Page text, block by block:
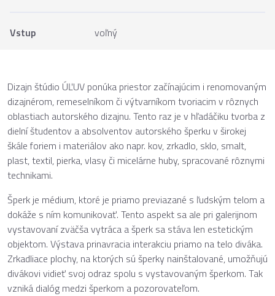
Vstup voľný
Dizajn štúdio ÚĽUV ponúka priestor začínajúcim i renomovaným
dizajnérom, remeselníkom či výtvarníkom tvoriacim v rôznych
oblastiach autorského dizajnu. Tento raz je v hľadáčiku tvorba z
dielní študentov a absolventov autorského šperku v širokej
škále foriem i materiálov ako napr. kov, zrkadlo, sklo, smalt,
plast, textil, pierka, vlasy či micelárne huby, spracované rôznymi
technikami.
Šperk je médium, ktoré je priamo previazané s ľudským telom a
dokáže s ním komunikovať. Tento aspekt sa ale pri galerijnom
vystavovaní zväčša vytráca a šperk sa stáva len estetickým
objektom. Výstava prinavracia interakciu priamo na telo diváka.
Zrkadliace plochy, na ktorých sú šperky nainštalované, umožňujú
divákovi vidieť svoj odraz spolu s vystavovaným šperkom. Tak
vzniká dialóg medzi šperkom a pozorovateľom.